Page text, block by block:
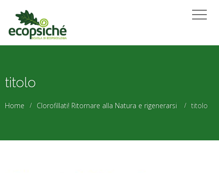
titolo
Home Clorofillati! Ritornare alla Natura e rigenerarsi titolo